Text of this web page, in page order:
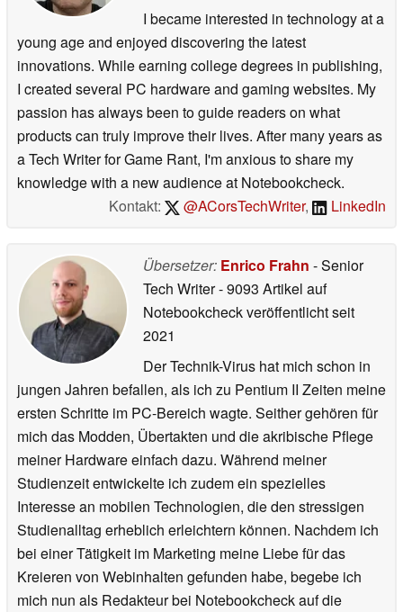
I became interested in technology at a
young age and enjoyed discovering the latest
innovations. While earning college degrees in publishing,
I created several PC hardware and gaming websites. My
passion has always been to guide readers on what
products can truly improve their lives. After many years as
a Tech Writer for Game Rant, I'm anxious to share my
knowledge with a new audience at Notebookcheck.
Kontakt:
@ACorsTechWriter, LinkedIn
Übersetzer: Enrico Frahn - Senior
Tech Writer- 9093 Artikel auf
Notebookcheck veröffentlichtseit
2021
Der Technik-Virus hat mich schon in
jungen Jahren befallen, als ich zu Pentium II Zeiten meine
ersten Schritte im PC-Bereich wagte. Seither gehören für
mich das Modden, Übertakten und die akribische Pflege
meiner Hardware einfach dazu. Während meiner
Studienzeit entwickelte ich zudem ein spezielles
Interesse an mobilen Technologien, die den stressigen
Studienalltag erheblich erleichtern können. Nachdem ich
bei einer Tätigkeit im Marketing meine Liebe für das
Kreieren von Webinhalten gefunden habe, begebe ich
mich nun als Redakteur bei Notebookcheck auf die